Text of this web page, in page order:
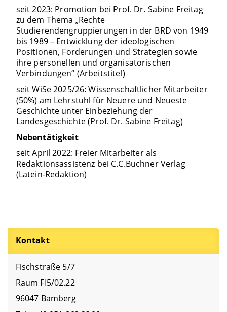
seit 2023: Promotion bei Prof. Dr. Sabine Freitag
zu dem Thema „Rechte
Studierendengruppierungen in der BRD von 1949
bis 1989 – Entwicklung der ideologischen
Positionen, Forderungen und Strategien sowie
ihre personellen und organisatorischen
Verbindungen“ (Arbeitstitel)
seit WiSe 2025/26: Wissenschaftlicher Mitarbeiter
(50%) am Lehrstuhl für Neuere und Neueste
Geschichte unter Einbeziehung der
Landesgeschichte (Prof. Dr. Sabine Freitag)
Nebentätigkeit
seit April 2022: Freier Mitarbeiter als
Redaktionsassistenz bei C.C.Buchner Verlag
(Latein-Redaktion)
Kontakt
Fischstraße 5/7
Raum FI5/02.22
96047 Bamberg